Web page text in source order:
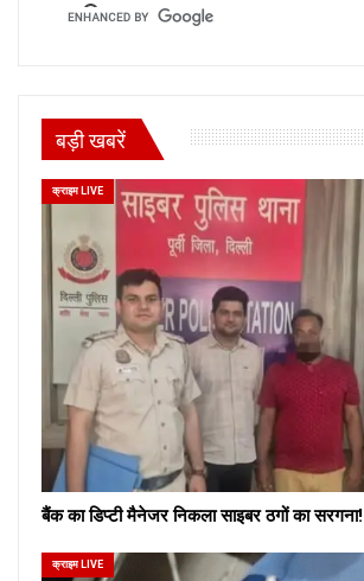
बड़ी खबरें
क्राइम LIVE
बैंक का डिप्टी मैनेजर निकला साइबर ठगों का सरगना!
क्राइम LIVE